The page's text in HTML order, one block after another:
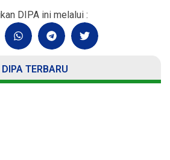
DIPA ini melalui :
DIPA TERBARU